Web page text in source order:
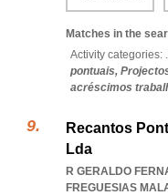
Matches in the
Activity categories:
pontuais,
acréscimos
Recantos
Lda
R GERALDO
FREGUESIAS